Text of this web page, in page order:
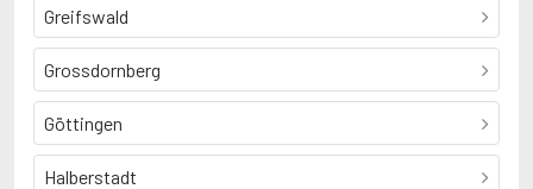
Greifswald
Grossdornberg
Göttingen
Halberstadt